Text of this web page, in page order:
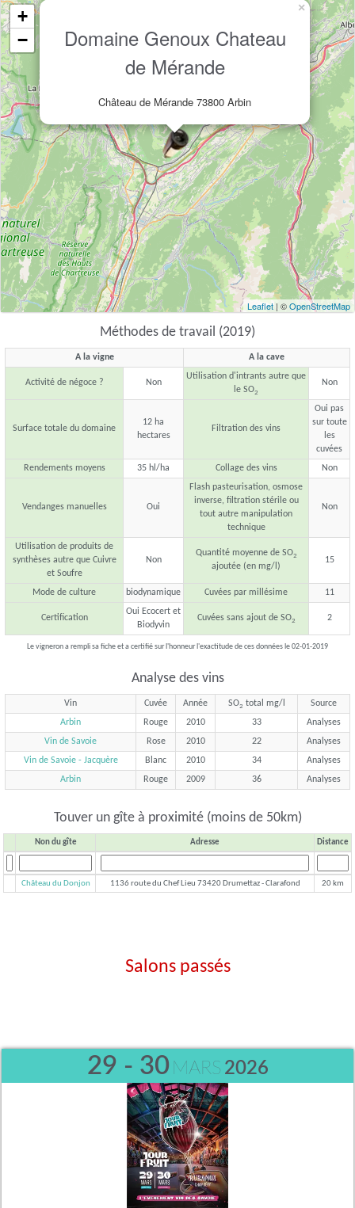
Domaine Genoux Chateau
de Mérande
Château de Mérande 73800 Arbin
×
+
−
Leaflet | ©OpenStreetMap
Méthodes de travail (2019)
A la vigne A la cave
Activité de négoce ? Non
Utilisation d'intrants autre que
le SO2
Non
Surface totale du domaine
12 ha
hectares
Filtration des vins
Oui pas
sur toute
les
cuvées
Rendements moyens
35 hl/ha Collage des vins Non
Vendanges manuelles Oui
Flash pasteurisation, osmose
inverse, filtration stérile ou
tout autre manipulation
technique
Non
Utilisation de produits de
synthèses autre que Cuivre
et Soufre
Non
Quantité moyenne de SO2
ajoutée (en mg/l)
15
Mode de culture biodynamique Cuvées par millésime 11
Certification
Oui Ecocert et
Biodyvin
Cuvées sans ajout de SO2 2
Le vigneron a rempli sa fiche et a certifié sur l'honneur l'exactitude de ces données le 02-01-2019
Analyse des vins
Vin Cuvée Année SO2 total mg/l
Source
Arbin
Rouge 2010 33
Analyses
Vin de Savoie
Rose 2010 22
Analyses
Vin de Savoie - Jacquère
Blanc 2010 34
Analyses
Arbin
Rouge 2009 36 Analyses
Touver un gîte à proximité (moins de 50km)
Non du gîte Adresse Distance
Château du Donjon 1136 route du Chef Lieu 73420 Drumettaz - Clarafond 20 km
Salons passés
29 - 30 MARS 2026